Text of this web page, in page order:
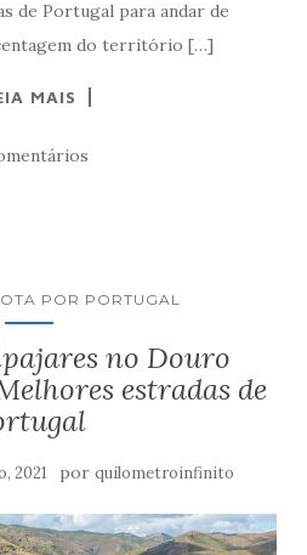
de Portugal para andar de
do território […]
MAIS
POR PORTUGAL
no Douro
estradas de
2021 por quilometroinfinito